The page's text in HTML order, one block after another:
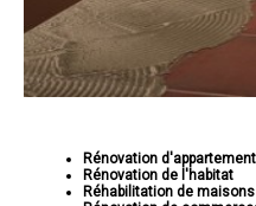
Rénovation
Rénovation de l'habitat
Réhabilitation de maisons